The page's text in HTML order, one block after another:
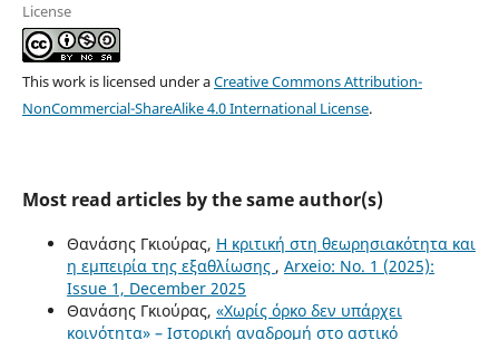
License
This work is licensed under aCreative Commons Attribution-
NonCommercial-ShareAlike 4.0 International License.
Most read articles by the same author(s)
Θανάσης Γκιούρας, Η κριτική στη θεωρησιακότητα και
η εμπειρία της εξαθλίωσης , Arxeio: No. 1 (2025):
Issue 1, December 2025
Θανάσης Γκιούρας, «Χωρίς όρκο δεν υπάρχει
κοινότητα» – Ιστορική αναδρομή στο αστικό